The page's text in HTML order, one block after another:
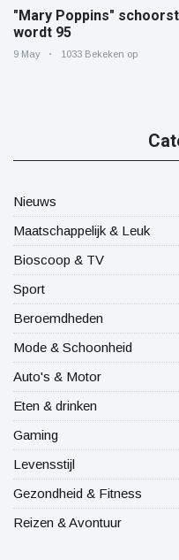
"Mary Poppins"
wordt 95
9 May 1033 Bekeken op
Nieuws
Maatschappelijk & Leuk
Bioscoop & TV
Sport
Beroemdheden
Mode & Schoonheid
Auto's & Motor
Eten & drinken
Gaming
Levensstijl
Gezondheid & Fitness
Reizen & Avontuur